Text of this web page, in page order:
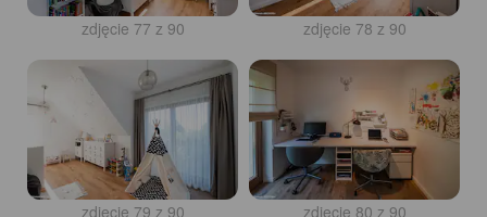
zdjęcie 77 z 90 zdjęcie 78 z 90
zdjęcie 79 z 90 zdjęcie 80 z 90